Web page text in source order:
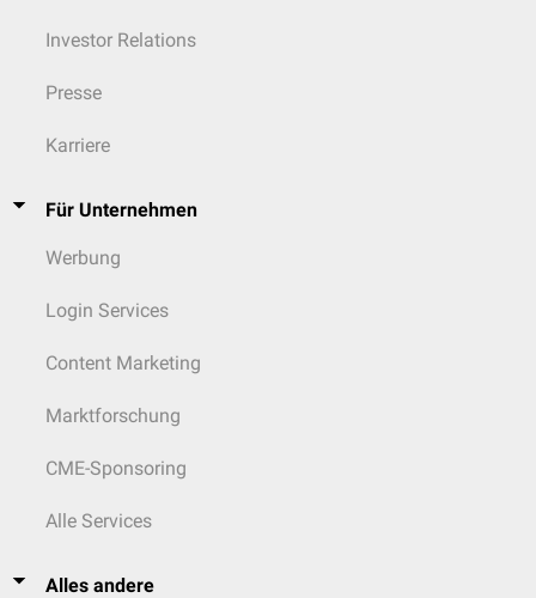
Investor Relations
Presse
Karriere
Für Unternehmen
Werbung
Login Services
Content Marketing
Marktforschung
CME-Sponsoring
Alle Services
Alles andere